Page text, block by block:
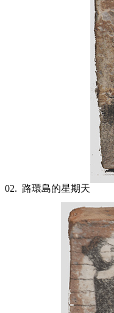
02. 路環島的星期天